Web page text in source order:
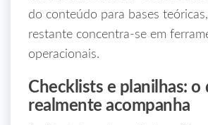
do conteúdo para bases
restante concentra‑se em
operacionais.
Checklists e planilhas: o
realmente acompanha